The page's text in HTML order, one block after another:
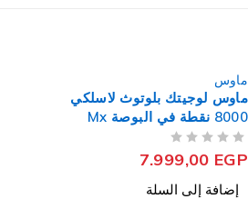
ماوس
ماوس يس-اورجينال سلكي RGB
جيمنج 7200 نقطة في البوصة
GX66
220,00 EGP
إضافة إلى السلة